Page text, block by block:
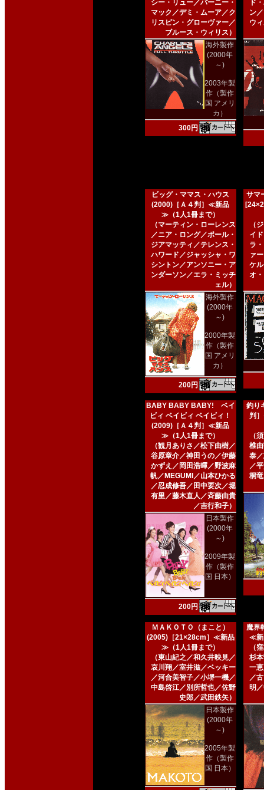
シー・リュー／バーニー・
マック／デミ・ムーア／ク
リスピン・グローヴァー／
ブルース・ウィリス）
海外製作
(2000年
～)
2003年製
作（製作
国 アメリ
カ）
300円
ド
ン
ウ
ビッグ・ママス・ハウス
(2000)［Ａ４判］≪新品
≫（1人1冊まで）
（マーティン・ローレンス
／ニア・ロング／ポール・
ジアマッティ／テレンス・
ハワード／ジャッシャ・ワ
シントン／アンソニー・ア
ンダーソン／エラ・ミッチ
ェル）
海外製作
(2000年
～)
2000年製
作（製作
国 アメリ
カ）
200円
サマ
（
イ
ラ
ァ
ケ
オ
BABY BABY BABY! ベイ
ビィ ベイビィ ベイビィ！
(2009)［Ａ４判］≪新品
≫（1人1冊まで）
（観月ありさ／松下由樹／
谷原章介／神田うの／伊藤
かずえ／岡田浩暉／野波麻
帆／MEGUMI／山本ひかる
／忍成修吾／田中要次／堀
有里／藤木直人／斉藤由貴
／吉行和子）
日本製作
(2000年
～)
2009年製
作（製作
国 日本）
200円
釣り
判
（
椎
泰
／
桐
ＭＡＫＯＴＯ（まこと）
(2005)［21×28cm］≪新品
≫（1人1冊まで）
（東山紀之／和久井映見／
哀川翔／室井滋／ベッキー
／河合美智子／小堺一機／
中島啓江／別所哲也／佐野
史郎／武田鉄矢）
日本製作
(2000年
～)
2005年製
作（製作
国 日本）
魔界
≪新
（
杉
一
／
明